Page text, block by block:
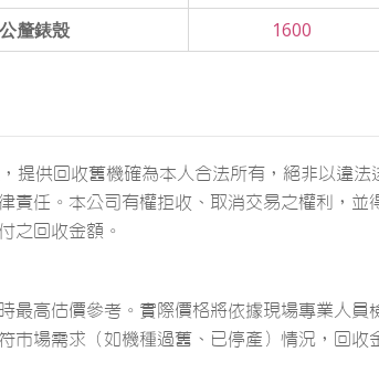
釐錶殼
1600
提供回收舊機確為本人合法所有，絕非以違法
責任。本公司有權拒收、取消交易之權利，並
之回收金額。
最高估價參考。實際價格將依據現場專業人員
市場需求（如機種過舊、已停產）情況，回收